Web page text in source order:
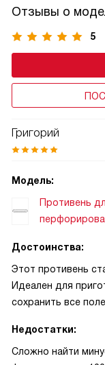
Отзывы о
5
Григорий
Модель:
Противень
Достоинства:
Этот противень
Идеален для
сохранить все
Недостатки:
Сложно найти